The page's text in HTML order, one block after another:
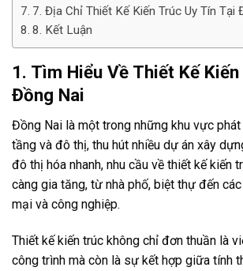
7. Địa Chỉ Thiết Kế Kiến Trúc Uy Tín Tại
8. Kết Luận
1. Tìm Hiểu Về Thiết Kế
Đồng Nai
Đồng Nai là một trong những khu vực phát
tầng và đô thị, thu hút nhiều dự án xây
đô thị hóa nhanh, nhu cầu về thiết kế kiến
càng gia tăng, từ nhà phố, biệt thự đến
mại và công nghiệp.
Thiết kế kiến trúc không chỉ đơn thuần là
công trình mà còn là sự kết hợp giữa tính